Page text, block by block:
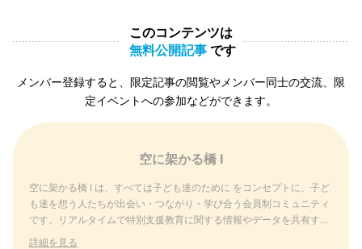
このコンテンツは
無料公開記事 です
メンバー登録すると、限定記事の閲覧やメンバー同士の交流、限
定イベントへの参加などができます。
空に架かる橋 I
空に架かる橋 I は、すべては子ども達のために をコンセプトに、子ど
も達を想う人たちが出会い・つながり・学び合う会員制コミュニティ
です。リアルタイムで特別支援教育に関する情報やデータを共有する
ことができるのは、空に架かる橋 I だけです。
詳細を見る